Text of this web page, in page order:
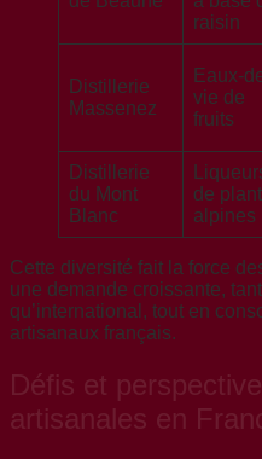
raisin
Distillerie
Massenez
Eaux-
vie de
fruits
Distillerie
du Mont
Blanc
de
alpines
Cette diversité fait la force
une demande croissante,
qu’international, tout en
artisanaux français.
Défis et
artisanales en